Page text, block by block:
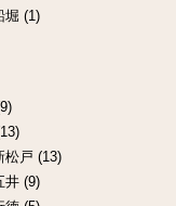
堀 (1)
松戸 (13)
井 (9)